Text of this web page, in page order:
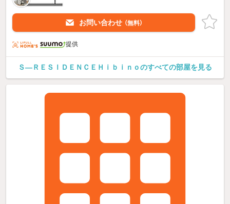
お問い合わせ （無料）
提供
Ｓ—ＲＥＳＩＤＥＮＣＥＨｉｂｉｎｏのすべての部屋を見る